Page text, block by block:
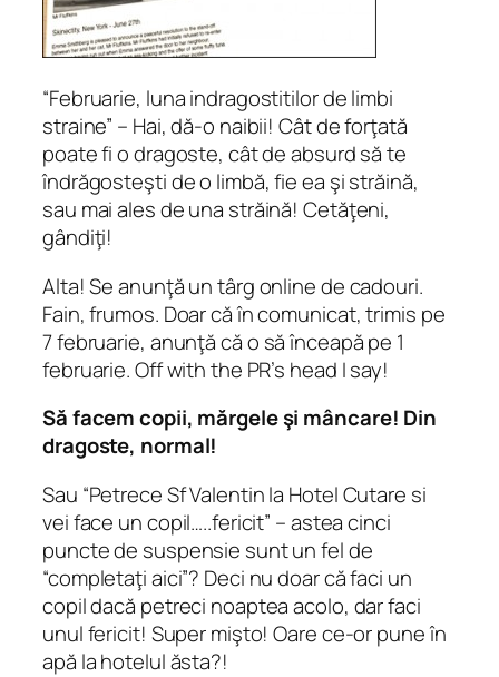
“Februarie, luna indragostitilor de limbi
straine” – Hai, dă-o naibii! Cât de forţată
poate fi o dragoste, cât de absurd să te
îndrăgosteşti de o limbă, fie ea şi străină,
sau mai ales de una străină! Cetăţeni,
gândiţi!
Alta! Se anunţă un târg online de cadouri.
Fain, frumos. Doar că în comunicat, trimis pe
7 februarie, anunţă căo să înceapăpe 1
februarie. Off with the PR’s head I say!
Să facem copii, mărgele şi mâncare! Din
dragoste, normal!
Sau “Petrece Sf Valentin la Hotel Cutare si
vei face un copil…..fericit” – astea cinci
puncte de suspensie sunt un fel de
“completaţi aici”? Deci nu doar că faci un
copil dacă petreci noaptea acolo, dar faci
unul fericit! Super mişto! Oare ce-or pune în
apă la hotelul ăsta?!